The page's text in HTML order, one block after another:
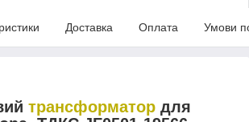
Доставка Оплата Умови
трансформатор для